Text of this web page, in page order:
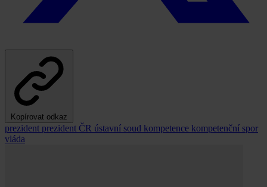
Kopírovat odkaz
prezident prezident ČR ústavní soud kompetence kompetenční spor
vláda